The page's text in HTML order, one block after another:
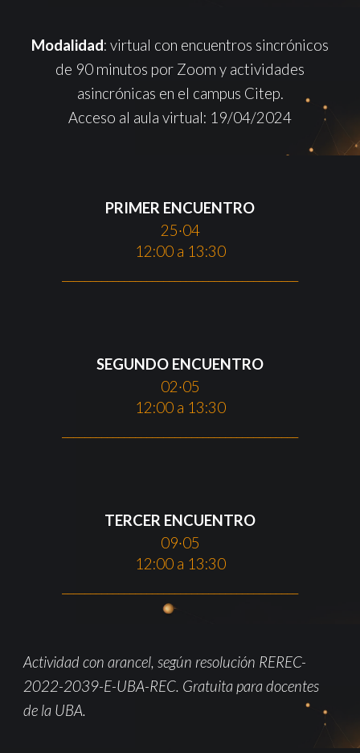
Modalidad: virtual con encuentros sincrónicos
de 90 minutos por Zoom y actividades
asincrónicas en el campus Citep.
Acceso al aula virtual: 19/04/2024
PRIMER ENCUENTRO
25·04
12:00 a 13:30
SEGUNDO ENCUENTRO
02·05
12:00 a 13:30
TERCER ENCUENTRO
09·05
12:00 a 13:30
Actividad con arancel, según resolución REREC-
2022-2039-E-UBA-REC. Gratuita para docentes
de la UBA.